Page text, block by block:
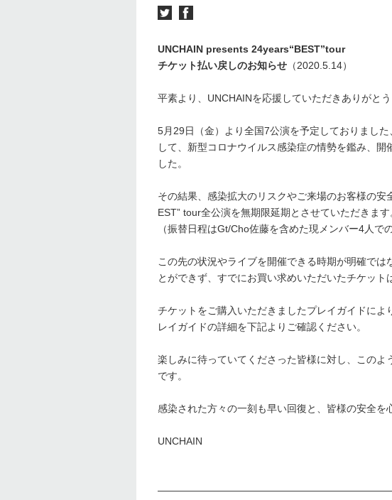
UNCHAIN presents 24years“BEST”tour
チケット払い戻しのお知らせ （2020.5.14）
平素より、UNCHAINを応援していただきありがとう
5月29日（金）より全国7公演を予定しておりまし
して、新型コロナウイルス感染症の情勢を鑑み、
した。
その結果、感染拡大のリスクやご来場のお客様の
EST” tour全公演を無期限延期とさせていただきます
（振替日程はGt/Cho佐藤を含めた現メンバー4人で
この先の状況やライブを開催できる時期が明確で
とができず、すでにお買い求めいただいたチケット
チケットをご購入いただきましたプレイガイドに
レイガイドの詳細を下記よりご確認ください。
楽しみに待っていてくださった皆様に対し、この
です。
感染された方々の一刻も早い回復と、皆様の安全を
UNCHAIN